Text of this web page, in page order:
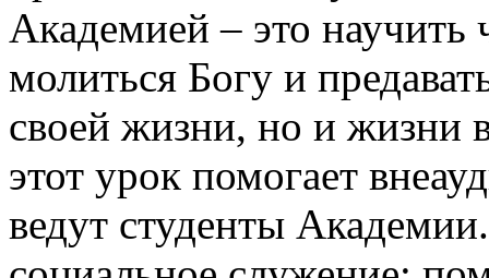
Академией – это научить
молиться Богу и
своей жизни, но и жизни
этот урок помогает
ведут студенты